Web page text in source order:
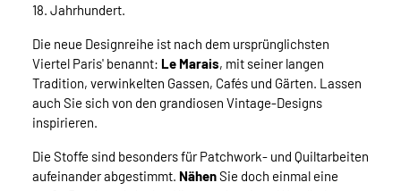
18. Jahrhundert.
Die neue Designreihe ist nach dem ursprünglichsten
Viertel Paris' benannt: Le Marais, mit seiner langen
Tradition, verwinkelten Gassen, Cafés und Gärten. Lassen
auch Sie sich von den grandiosen Vintage-Designs
inspirieren.
Die Stoffe sind besonders für Patchwork- und Quiltarbeiten
aufeinander abgestimmt. NähenSie doch einmal eine